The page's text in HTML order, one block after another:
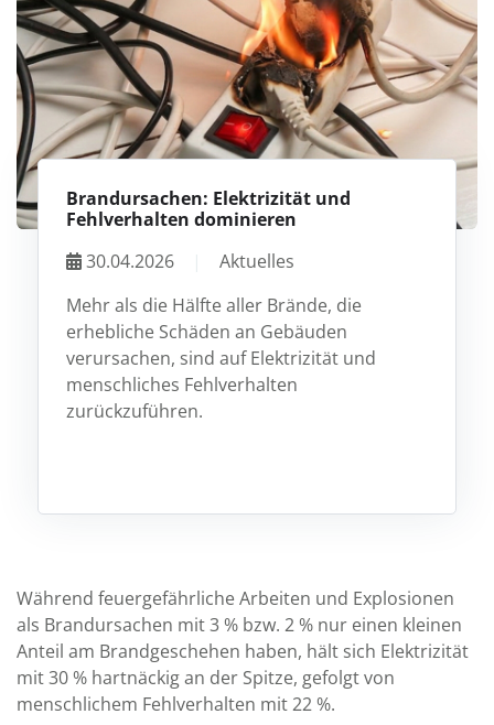
Brandursachen: Elektrizität und
Fehlverhalten dominieren
30.04.2026
|
Aktuelles
Mehr als die Hälfte aller Brände, die
erhebliche Schäden an Gebäuden
verursachen, sind auf Elektrizität und
menschliches Fehlverhalten
zurückzuführen.
Während feuergefährliche Arbeiten und Explosionen
als Brandursachen mit 3 % bzw. 2 % nur einen kleinen
Anteil am Brandgeschehen haben, hält sich Elektrizität
mit 30 % hartnäckig an der Spitze, gefolgt von
menschlichem Fehlverhalten mit 22 %.